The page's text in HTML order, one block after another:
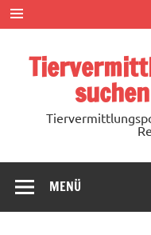
Zum
Inhalt
springen
MENÜ